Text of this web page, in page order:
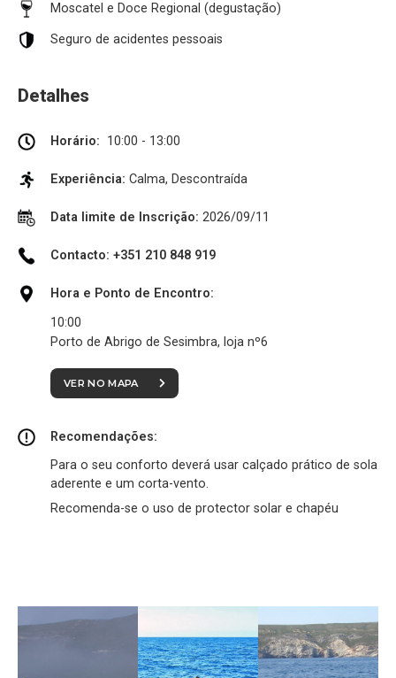
Moscatel e Doce Regional (degustação)
Seguro de acidentes pessoais
Detalhes
Horário: 10:00 - 13:00
Experiência: Calma, Descontraída
Data limite de Inscrição: 2026/09/11
Contacto: +351 210 848 919
Hora e Ponto de Encontro:
10:00
Porto de Abrigo de Sesimbra, loja nº6
VER NO MAPA
Recomendações:
Para o seu conforto deverá usar calçado prático de sola
aderente e um corta-vento.
Recomenda-se o uso de protector solar e chapéu